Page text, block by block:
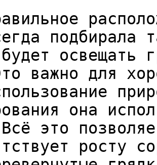
подбирала
освещать
важно для
она
это
росту